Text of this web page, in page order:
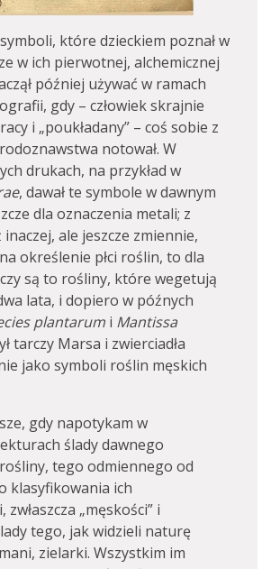
które dzieckiem poznał w
w ich pierwotnej, alchemicznej
później używać w ramach
gdy – człowiek skrajnie
i „poukładany” – coś sobie z
notował. W
drukach, na przykład w
, dawał te symbole w dawnym
dla oznaczenia metali; z
ale jeszcze zmiennie,
określenie płci roślin, to dla
są to rośliny, które wegetują
lata, i dopiero w późnych
plantarum i Mantissa
tarczy Marsa i zwierciadła
jako symboli roślin męskich
gdy napotykam w
ślady dawnego
tego odmiennego od
klasyfikowania ich
„męskości” i
tego, jak widzieli naturę
zielarki. Wszystkim im